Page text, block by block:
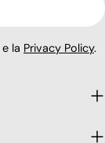
e la Privacy Policy.